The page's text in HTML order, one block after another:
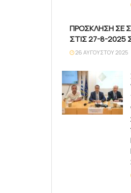
ΠΡΟΣΚΛΗΣΗ ΣΕ
ΣΤΙΣ 27-8-2025
26 ΑΥΓΟΎΣΤΟΥ 2025